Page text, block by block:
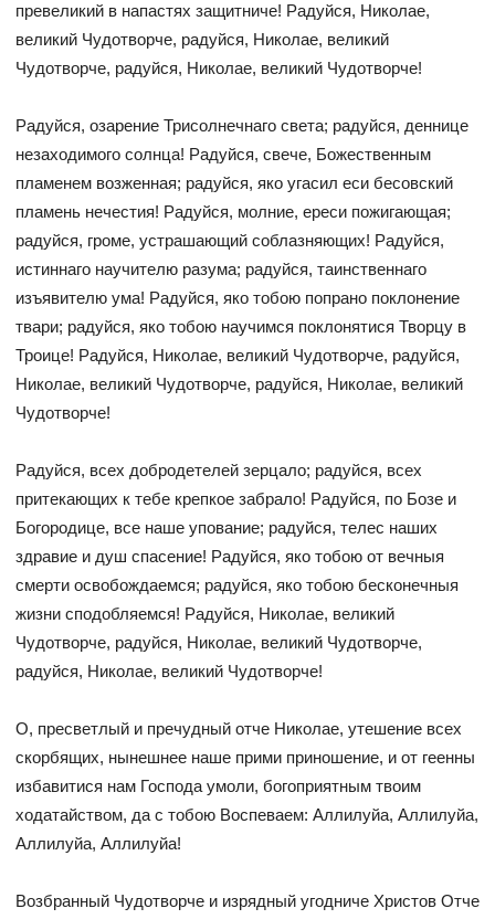
превеликий в напастях защитниче! Радуйся, Николае,
великий Чудотворче, радуйся, Николае, великий
Чудотворче, радуйся, Николае, великий Чудотворче!
Радуйся, озарение Трисолнечнаго света; радуйся, деннице
незаходимого солнца! Радуйся, свече, Божественным
пламенем возженная; радуйся, яко угасил еси бесовский
пламень нечестия! Радуйся, молние, ереси пожигающая;
радуйся, громе, устрашающий соблазняющих! Радуйся,
истиннаго научителю разума; радуйся, таинственнаго
изъявителю ума! Радуйся, яко тобою попрано поклонение
твари; радуйся, яко тобою научимся поклонятися Творцу в
Троице! Радуйся, Николае, великий Чудотворче, радуйся,
Николае, великий Чудотворче, радуйся, Николае, великий
Чудотворче!
Радуйся, всех добродетелей зерцало; радуйся, всех
притекающих к тебе крепкое забрало! Радуйся, по Бозе и
Богородице, все наше упование; радуйся, телес наших
здравие и душ спасение! Радуйся, яко тобою от вечныя
смерти освобождаемся; радуйся, яко тобою бесконечныя
жизни сподобляемся! Радуйся, Николае, великий
Чудотворче, радуйся, Николае, великий Чудотворче,
радуйся, Николае, великий Чудотворче!
О, пресветлый и пречудный отче Николае, утешение всех
скорбящих, нынешнее наше прими приношение, и от геенны
избавитися нам Господа умоли, богоприятным твоим
ходатайством, да с тобою Воспеваем: Аллилуйа, Аллилуйа,
Аллилуйа, Аллилуйа!
Возбранный Чудотворче и изрядный угодниче Христов Отче